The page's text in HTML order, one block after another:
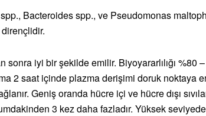
Bacteroides spp., ve Pseudomonas
iyi bir şekilde emilir. Biyoyararlılığı %80
2 saat içinde plazma derişimi doruk noktaya
Geniş oranda hücre içi ve hücre dışı
3 kez daha fazladır. Yüksek seviyede